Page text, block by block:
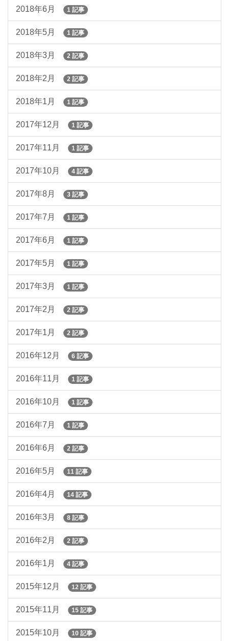
2018年6月 1 記事
2018年5月 1 記事
2018年3月 2 記事
2018年2月 2 記事
2018年1月 1 記事
2017年12月 1 記事
2017年11月 1 記事
2017年10月 4 記事
2017年8月 3 記事
2017年7月 1 記事
2017年6月 1 記事
2017年5月 1 記事
2017年3月 1 記事
2017年2月 2 記事
2017年1月 2 記事
2016年12月 6 記事
2016年11月 1 記事
2016年10月 1 記事
2016年7月 1 記事
2016年6月 2 記事
2016年5月 11 記事
2016年4月 14 記事
2016年3月 8 記事
2016年2月 2 記事
2016年1月 4 記事
2015年12月 12 記事
2015年11月 15 記事
2015年10月 10 記事